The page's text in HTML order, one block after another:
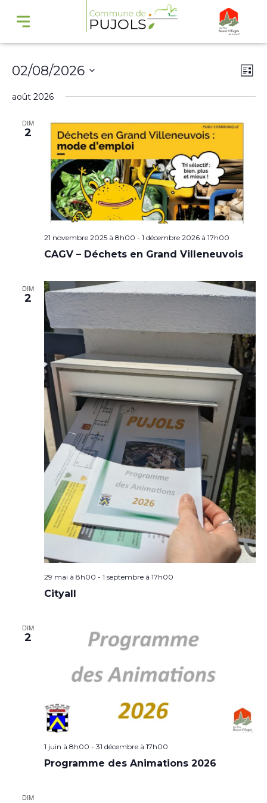
Liste
02/08/2026
date.
août 2026
DIM
2
21 novembre 2025 à 8h00 - 1 décembre 2026 à 17h00
CAGV – Déchets en Grand Villeneuvois
DIM
2
29 mai à 8h00 - 1 septembre à 17h00
Cityall
DIM
2
1 juin à 8h00 - 31 décembre à 17h00
Programme des Animations 2026
DIM